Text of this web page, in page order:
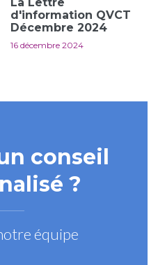
d'information QVCT
Décembre 2024
16 décembre 2024
conseil
?
équipe